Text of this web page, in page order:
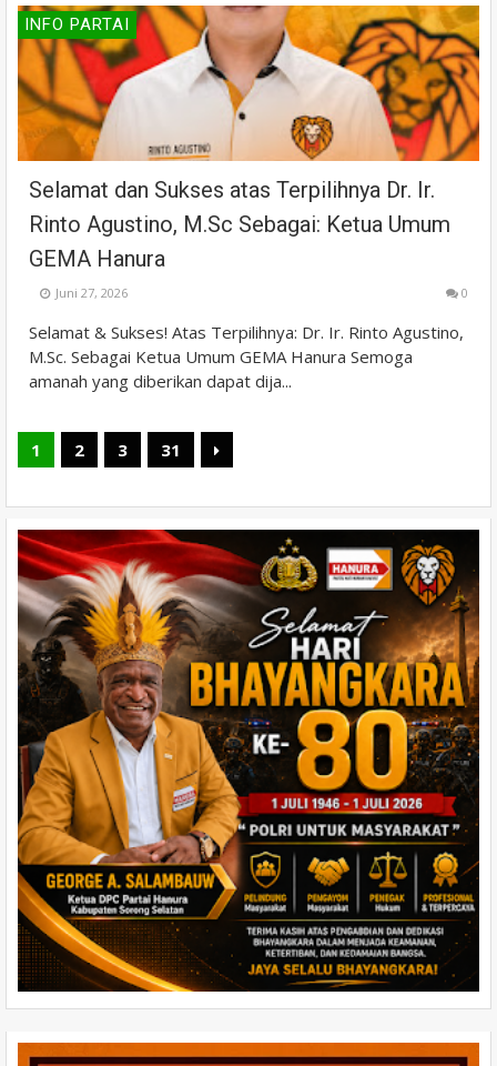
INFO PARTAI
Selamat dan Sukses atas Terpilihnya Dr. Ir.
Rinto Agustino, M.Sc Sebagai: Ketua Umum
GEMA Hanura
Juni 27, 2026 0
Selamat & Sukses! Atas Terpilihnya: Dr. Ir. Rinto Agustino,
M.Sc. Sebagai Ketua Umum GEMA Hanura Semoga
amanah yang diberikan dapat dija...
1 2 3 31